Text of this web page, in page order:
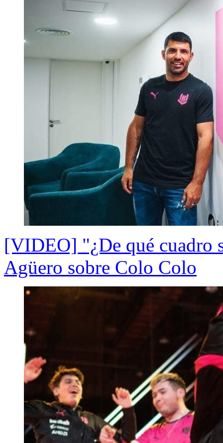
[VIDEO] "¿De qué cuadro
Agüero sobre Colo Colo